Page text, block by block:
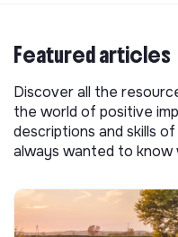
Featured articles
Discover all the
the world of positive
descriptions and skills
always wanted to know